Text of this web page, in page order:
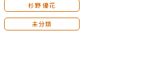
杉野 優花
未分類